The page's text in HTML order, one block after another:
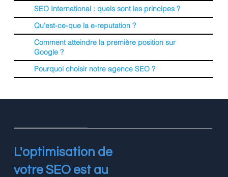
SEO International : quels sont les principes ?
Qu'est-ce-que la e-reputation ?
Comment atteindre la première position sur
Google ?
Pourquoi choisir notre agence SEO ?
L'optimisation de
votre SEO est au